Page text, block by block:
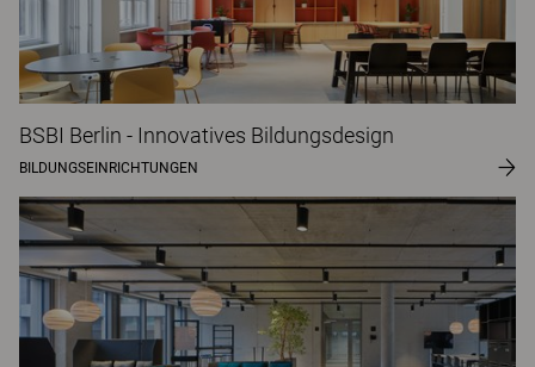
BSBI Berlin - Innovatives Bildungsdesign
BILDUNGSEINRICHTUNGEN